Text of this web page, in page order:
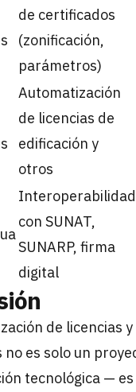
de certificados
(zonificación,
parámetros)
Automatización
de licencias de
edificación y
otros
Interoperabilidad
con SUNAT,
SUNARP, firma
digital
de licencias
no es solo un
tecnológica —